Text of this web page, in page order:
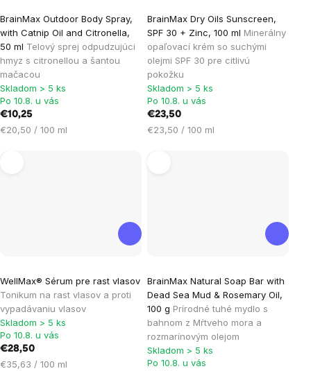
BrainMax Outdoor Body Spray,
with Catnip Oil and Citronella,
50 ml Telový sprej odpudzujúci
hmyz s citronellou a šantou
mačacou
Skladom > 5 ks
Po 10.8. u vás
€10,25
Jednotková
€20,50 / 100 ml
BrainMax Dry Oils Sunscreen,
SPF 30 + Zinc, 100 ml Minerálny
opaľovací krém so suchými
olejmi SPF 30 pre citlivú
pokožku
Skladom > 5 ks
Po 10.8. u vás
€23,50
Jednotková
€23,50 / 100 ml
WellMax® Sérum pre rast vlasov
Tonikum na rast vlasov a proti
vypadávaniu vlasov
Skladom > 5 ks
Po 10.8. u vás
€28,50
Jednotková
€35,63 / 100 ml
BrainMax Natural Soap Bar with
Dead Sea Mud & Rosemary Oil,
100 g Prírodné tuhé mydlo s
bahnom z Mŕtveho mora a
rozmarínovým olejom
Skladom > 5 ks
Po 10.8. u vás